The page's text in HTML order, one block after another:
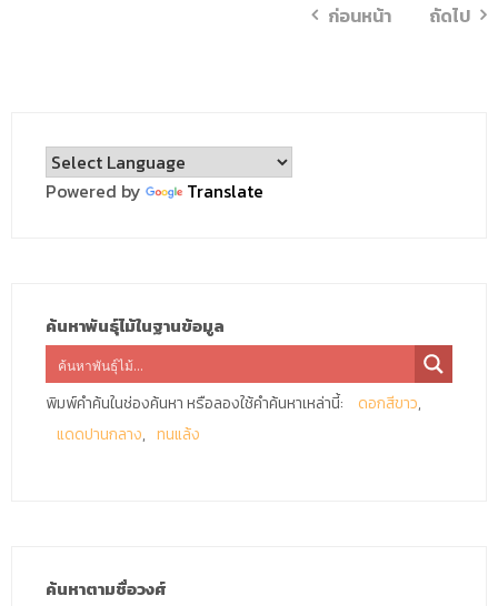
ก่อนหน้า ถัดไป
Powered by Translate
ค้นหาพันธุ์ไม้ในฐานข้อมูล
พิมพ์คำค้นในช่องค้นหา หรือลองใช้คำค้นหาเหล่านี้:
ดอกสีขาว
แดดปานกลาง
ทนแล้ง
ค้นหาตามชื่อวงศ์